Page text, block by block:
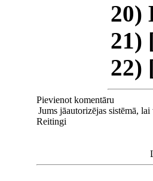
20)
21)
22)
Pievienot komentāru
Jums jāautorizējas sistēmā,
Reitingi